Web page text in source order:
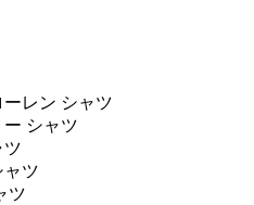
ーレン シャツ
ー シャツ
ツ
ャツ
ツ